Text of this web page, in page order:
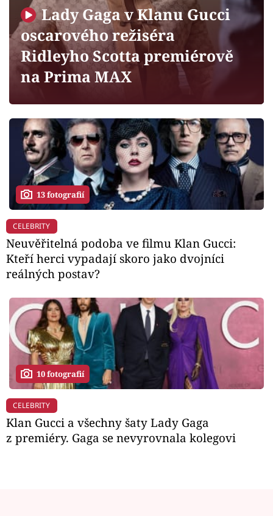
Sledujte prima+
Filmový festival Karlovy Vary
Mámy sobě
Přihlášení
Sledujte nás
Lady Gaga v Klanu Gucci
oscarového režiséra
Ridleyho Scotta premiérově
na Prima MAX
13 fotografií
CELEBRITY
Neuvěřitelná podoba ve filmu Klan Gucci:
Kteří herci vypadají skoro jako dvojníci
reálných postav?
10 fotografií
CELEBRITY
Klan Gucci a všechny šaty Lady Gaga
z premiéry. Gaga se nevyrovnala kolegovi